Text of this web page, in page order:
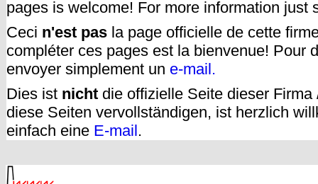
pages is welcome! For more information just
Ceci n'est pas la page officielle de cette
compléter ces pages est la bienvenue! Pour
envoyer simplement un e-mail.
Dies ist nicht die offizielle Seite dieser
diese Seiten vervollständigen, ist herzlich
einfach eine E-mail .